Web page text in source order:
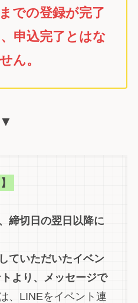
での登録が完了
申込完了とはな
ん。
▼
締切日の翌日以降に
ていただいたイベン
より、メッセージで
、LINEをイベント連